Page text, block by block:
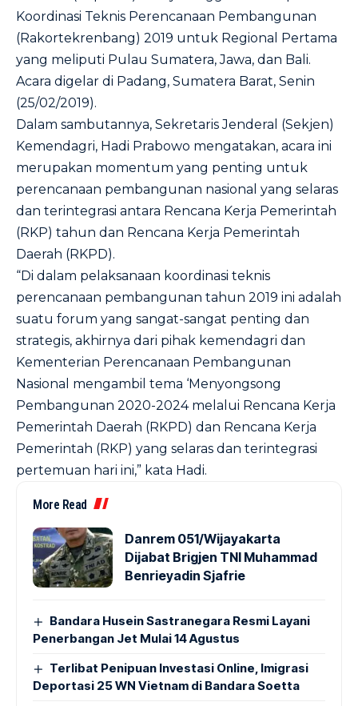
Koordinasi Teknis Perencanaan Pembangunan
(Rakortekrenbang) 2019 untuk Regional Pertama
yang meliputi Pulau Sumatera, Jawa, dan Bali.
Acara digelar di Padang, Sumatera Barat, Senin
(25/02/2019).
Dalam sambutannya, Sekretaris Jenderal (Sekjen)
Kemendagri, Hadi Prabowo mengatakan, acara ini
merupakan momentum yang penting untuk
perencanaan pembangunan nasional yang selaras
dan terintegrasi antara Rencana Kerja Pemerintah
(RKP) tahun dan Rencana Kerja Pemerintah
Daerah (RKPD).
“Di dalam pelaksanaan koordinasi teknis
perencanaan pembangunan tahun 2019 ini adalah
suatu forum yang sangat-sangat penting dan
strategis, akhirnya dari pihak kemendagri dan
Kementerian Perencanaan Pembangunan
Nasional mengambil tema ‘Menyongsong
Pembangunan 2020-2024 melalui Rencana Kerja
Pemerintah Daerah (RKPD) dan Rencana Kerja
Pemerintah (RKP) yang selaras dan terintegrasi
pertemuan hari ini,” kata Hadi.
More Read
Danrem 051/Wijayakarta
Dijabat Brigjen TNI Muhammad
Benrieyadin Sjafrie
Bandara Husein Sastranegara Resmi Layani
Penerbangan Jet Mulai 14 Agustus
Terlibat Penipuan Investasi Online, Imigrasi
Deportasi 25 WN Vietnam di Bandara Soetta